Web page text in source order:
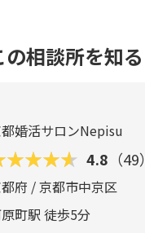
の相談所を知る
婚活サロンNepisu
4.8 （49）
府 / 京都市中京区
町駅 徒歩5分